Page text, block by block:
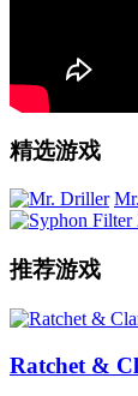
精选游戏
推荐游戏
Ratchet &